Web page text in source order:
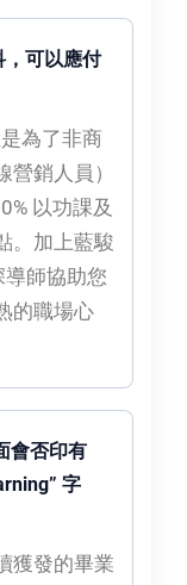
，可以應付
為了非商
銷人員）
以功課及
。加上藍駿
師協助您
的職場心
會否印有
字
獲發的畢業